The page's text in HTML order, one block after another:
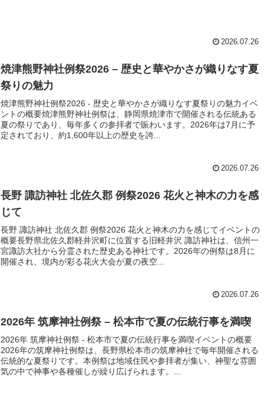
2026.07.26
焼津熊野神社例祭2026 – 歴史と華やかさが織りなす夏
祭りの魅力
焼津熊野神社例祭2026 - 歴史と華やかさが織りなす夏祭りの魅力イベ
ントの概要焼津熊野神社例祭は、静岡県焼津市で開催される伝統ある
夏の祭りであり、毎年多くの参拝者で賑わいます。2026年は7月に予
定されており、約1,600年以上の歴史を誇...
2026.07.26
長野 諏訪神社 北佐久郡 例祭2026 花火と神木の力を感
じて
長野 諏訪神社 北佐久郡 例祭2026 花火と神木の力を感じてイベントの
概要長野県北佐久郡軽井沢町に位置する旧軽井沢 諏訪神社は、信州一
宮諏訪大社から分霊された歴史ある神社です。2026年の例祭は8月に
開催され、境内が彩る花火大会が夏の夜空...
2026.07.26
2026年 筑摩神社例祭 – 松本市で夏の伝統行事を満喫
2026年 筑摩神社例祭 - 松本市で夏の伝統行事を満喫イベントの概要
2026年の筑摩神社例祭は、長野県松本市の筑摩神社で毎年開催される
伝統的な夏祭りです。本例祭は地域住民や参拝者が集い、神聖な雰囲
気の中で神事や各種催しが繰り広げられます。...